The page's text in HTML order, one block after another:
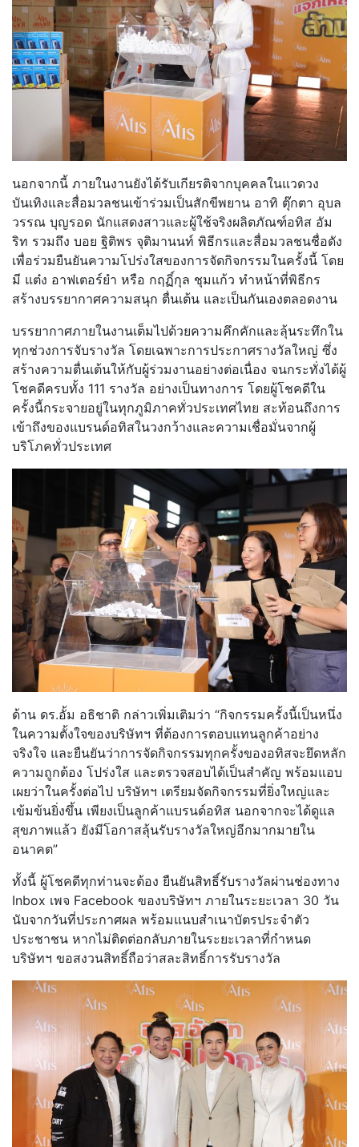
นอกจากนี้ ภายในงานยังได้รับเกียรติจากบุคคลในแวดวง
บันเทิงและสื่อมวลชนเข้าร่วมเป็นสักขีพยาน อาทิ ตุ๊กตา อุบล
วรรณ บุญรอด นักแสดงสาวและผู้ใช้จริงผลิตภัณฑ์อทิส อัม
ริท รวมถึง บอย ฐิติพร จุติมานนท์ พิธีกรและสื่อมวลชนชื่อดัง
เพื่อร่วมยืนยันความโปร่งใสของการจัดกิจกรรมในครั้งนี้ โดย
มี แต๋ง อาฟเตอร์ยำ หรือ กฤฏิ์กุล ชุมแก้ว ทำหน้าที่พิธีกร
สร้างบรรยากาศความสนุก ตื่นเต้น และเป็นกันเองตลอดงาน
บรรยากาศภายในงานเต็มไปด้วยความคึกคักและลุ้นระทึกใน
ทุกช่วงการจับรางวัล โดยเฉพาะการประกาศรางวัลใหญ่ ซึ่ง
สร้างความตื่นเต้นให้กับผู้ร่วมงานอย่างต่อเนื่อง จนกระทั่งได้ผู้
โชคดีครบทั้ง 111 รางวัล อย่างเป็นทางการ โดยผู้โชคดีใน
ครั้งนี้กระจายอยู่ในทุกภูมิภาคทั่วประเทศไทย สะท้อนถึงการ
เข้าถึงของแบรนด์อทิสในวงกว้างและความเชื่อมั่นจากผู้
บริโภคทั่วประเทศ
ด้าน ดร.อั้ม อธิชาติ กล่าวเพิ่มเติมว่า “กิจกรรมครั้งนี้เป็นหนึ่ง
ในความตั้งใจของบริษัทฯ ที่ต้องการตอบแทนลูกค้าอย่าง
จริงใจ และยืนยันว่าการจัดกิจกรรมทุกครั้งของอทิสจะยึดหลัก
ความถูกต้อง โปร่งใส และตรวจสอบได้เป็นสำคัญ พร้อมแอบ
เผยว่าในครั้งต่อไป บริษัทฯ เตรียมจัดกิจกรรมที่ยิ่งใหญ่และ
เข้มข้นยิ่งขึ้น เพียงเป็นลูกค้าแบรนด์อทิส นอกจากจะได้ดูแล
สุขภาพแล้ว ยังมีโอกาสลุ้นรับรางวัลใหญ่อีกมากมายใน
อนาคต”
ทั้งนี้ ผู้โชคดีทุกท่านจะต้อง ยืนยันสิทธิ์รับรางวัลผ่านช่องทาง
Inbox เพจ Facebook ของบริษัทฯ ภายในระยะเวลา 30 วัน
นับจากวันที่ประกาศผล พร้อมแนบสำเนาบัตรประจำตัว
ประชาชน หากไม่ติดต่อกลับภายในระยะเวลาที่กำหนด
บริษัทฯ ขอสงวนสิทธิ์ถือว่าสละสิทธิ์การรับรางวัล